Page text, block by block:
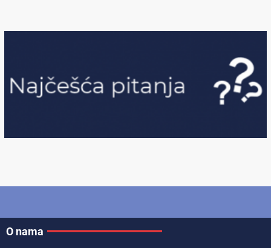
O nama